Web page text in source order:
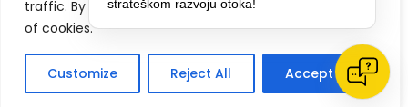
traffic. By clicking "Accept All", you consent to our use
of cookies.
Customize Reject All Accept All
DRUŠTVENE MREŽE
strateškom razvoju otoka!